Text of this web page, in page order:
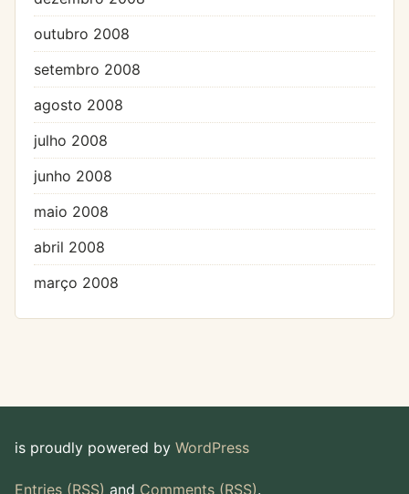
outubro 2008
setembro 2008
agosto 2008
julho 2008
junho 2008
maio 2008
abril 2008
março 2008
is proudly powered by WordPress
Entries (RSS) and Comments (RSS).